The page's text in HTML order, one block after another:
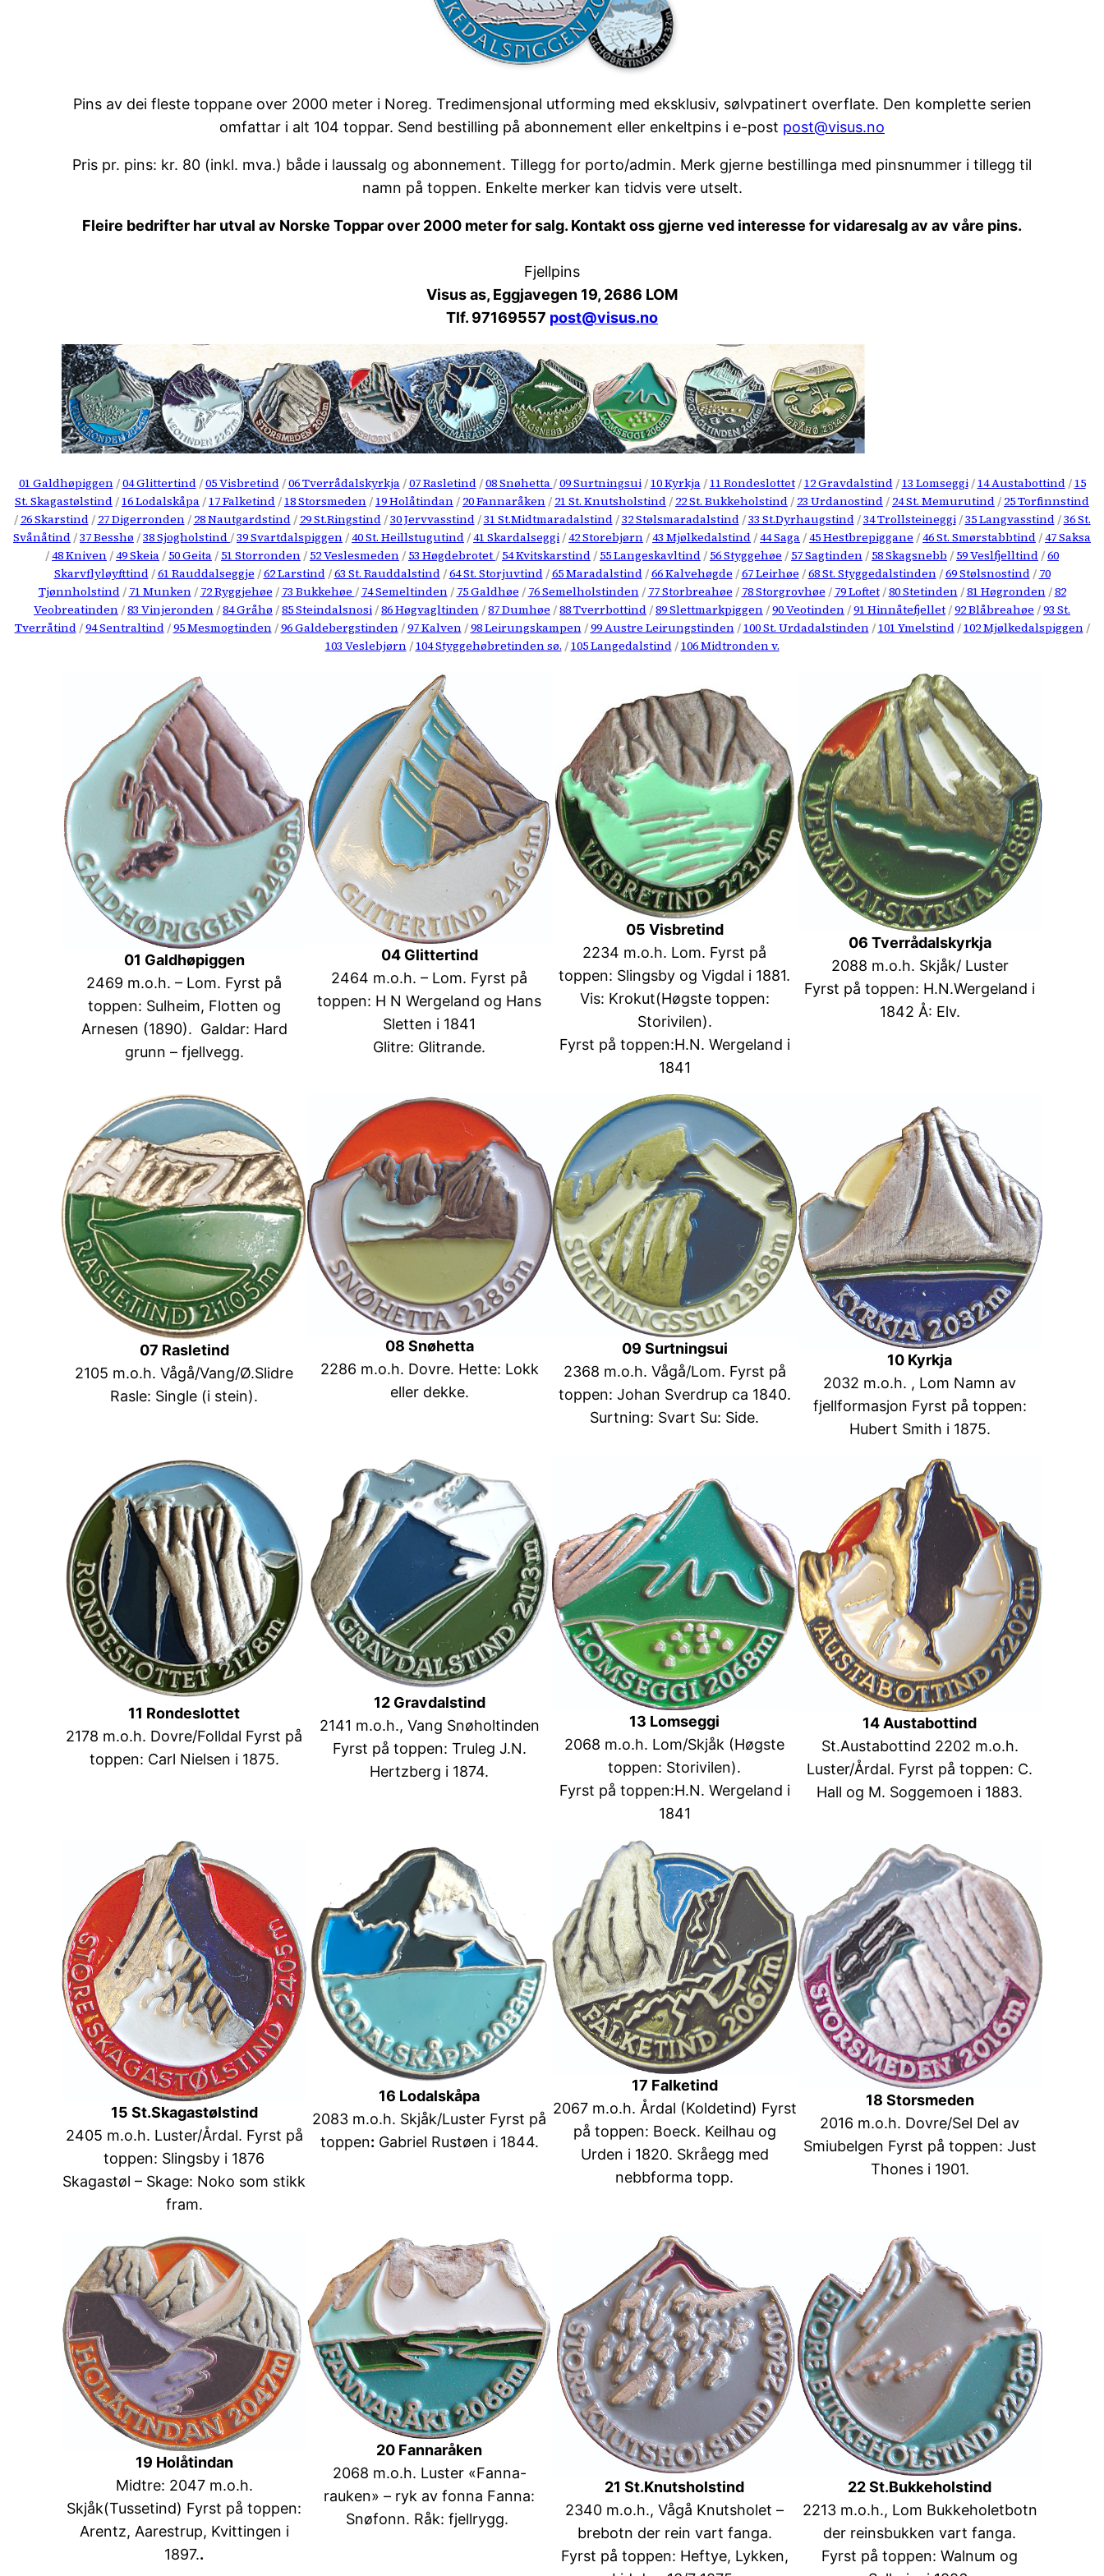
Pins av dei fleste toppane over 2000 meter i Noreg. Tredimensjonal utforming med eksklusiv, sølvpatinert overflate. Den komplette serien
omfattar i alt 104 toppar. Send bestilling på abonnement eller enkeltpins i e-post post@visus.no
Pris pr. pins: kr. 80 (inkl. mva.) både i laussalg og abonnement. Tillegg for porto/admin. Merk gjerne bestillinga med pinsnummer i tillegg til
namn på toppen. Enkelte merker kan tidvis vere utselt.
Fleire bedrifter har utval av Norske Toppar over 2000 meter for salg. Kontakt oss gjerne ved interesse for vidaresalg av av våre pins.
Fjellpins
Visus as, Eggjavegen 19, 2686 LOM
Tlf. 97169557 post@visus.no
01 Galdhøpiggen/04 Glittertind/05 Visbretind/06 Tverrådalskyrkja/07 Rasletind/08 Snøhetta/09 Surtningsui/10 Kyrkja/11 Rondeslottet/12 Gravdalstind/13 Lomseggi/14 Austabottind/15
St. Skagastølstind/16 Lodalskåpa/17 Falketind/18 Storsmeden/19 Holåtindan/ 20 Fannaråken/ 21 St. Knutsholstind/ 22 St. Bukkeholstind/ 23 Urdanostind/ 24 St. Memurutind/ 25 Torfinnstind
/ 26 Skarstind/ 27 Digerronden/ 28 Nautgardstind/ 29 St.Ringstind/30 Jervvasstind/31 St.Midtmaradalstind/32 Stølsmaradalstind/33 St.Dyrhaugstind/34 Trollsteineggi/35 Langvasstind/36 St.
Svånåtind/37 Besshø /38 Sjogholstind/39 Svartdalspiggen/40 St. Heillstugutind/41 Skardalseggi/42 Storebjørn/43 Mjølkedalstind/44 Saga/45 Hestbrepiggane /46 St. Smørstabbtind/47 Saksa
/48 Kniven/49 Skeia/ 50 Geita/ 51 Storronden/ 52 Veslesmeden/ 53 Høgdebrotet/ 54 Kvitskarstind/ 55 Langeskavltind/ 56 Styggehøe / 57 Sagtinden/ 58 Skagsnebb / 59 Veslfjelltind/60
Skarvflyløyfttind/61 Rauddalseggje /62 Larstind/63 St. Rauddalstind/64 St. Storjuvtind/65 Maradalstind/66 Kalvehøgde /67 Leirhøe /68 St. Styggedalstinden/69 Stølsnostind/ 70
Tjønnholstind/ 71 Munken/ 72 Ryggjehøe / 73 Bukkehøe / 74 Semeltinden/ 75 Galdhøe / 76 Semelholstinden/ 77 Storbreahøe / 78 Storgrovhøe / 79 Loftet/80 Stetinden/81 Høgronden/82
Veobreatinden/83 Vinjeronden/84 Gråhø /85 Steindalsnosi/86 Høgvagltinden/87 Dumhøe /88 Tverrbottind/89 Slettmarkpiggen/90 Veotinden/91 Hinnåtefjellet/92 Blåbreahøe /93 St.
Tverråtind/94 Sentraltind/95 Mesmogtinden/96 Galdebergstinden/97 Kalven/98 Leirungskampen/99 Austre Leirungstinden/100 St. Urdadalstinden/101 Ymelstind/102 Mjølkedalspiggen/
103 Veslebjørn/104 Styggehøbretinden sø. /105 Langedalstind/106 Midtronden v.
01 Galdhøpiggen
2469 m.o.h. – Lom. Fyrst på
toppen: Sulheim, Flotten og
Arnesen (1890). Galdar: Hard
grunn – fjellvegg.
04 Glittertind
2464 m.o.h. – Lom. Fyrst på
toppen: H N Wergeland og Hans
Sletten i 1841
Glitre: Glitrande.
05 Visbretind
2234 m.o.h. Lom. Fyrst på
toppen: Slingsby og Vigdal i 1881.
Vis: Krokut(Høgste toppen:
Storivilen).
Fyrst på toppen:H.N. Wergeland i
1841
06 Tverrådalskyrkja
2088 m.o.h. Skjåk/ Luster
Fyrst på toppen: H.N.Wergeland i
1842 Å: Elv.
07 Rasletind
2105 m.o.h. Vågå/Vang/Ø.Slidre
Rasle: Single (i stein).
08 Snøhetta
2286 m.o.h. Dovre. Hette: Lokk
eller dekke.
09 Surtningsui
2368 m.o.h. Vågå/Lom. Fyrst på
toppen: Johan Sverdrup ca 1840.
Surtning: Svart Su: Side.
10 Kyrkja
2032 m.o.h. , Lom Namn av
fjellformasjon Fyrst på toppen:
Hubert Smith i 1875.
11 Rondeslottet
2178 m.o.h. Dovre/Folldal Fyrst på
toppen: Carl Nielsen i 1875.
12 Gravdalstind
2141 m.o.h., Vang Snøholtinden
Fyrst på toppen: Truleg J.N.
Hertzberg i 1874.
13 Lomseggi
2068 m.o.h. Lom/Skjåk (Høgste
toppen: Storivilen).
Fyrst på toppen:H.N. Wergeland i
1841
14 Austabottind
St.Austabottind 2202 m.o.h.
Luster/Årdal. Fyrst på toppen: C.
Hall og M. Soggemoen i 1883.
15 St.Skagastølstind
2405 m.o.h. Luster/Årdal. Fyrst på
toppen: Slingsby i 1876
Skagastøl – Skage: Noko som stikk
fram.
16 Lodalskåpa
2083 m.o.h. Skjåk/Luster Fyrst på
toppen: Gabriel Rustøen i 1844.
17 Falketind
2067 m.o.h. Årdal (Koldetind) Fyrst
på toppen: Boeck. Keilhau og
Urden i 1820. Skråegg med
nebbforma topp.
18 Storsmeden
2016 m.o.h. Dovre/Sel Del av
Smiubelgen Fyrst på toppen: Just
Thones i 1901.
19 Holåtindan
Midtre: 2047 m.o.h.
Skjåk(Tussetind) Fyrst på toppen:
Arentz, Aarestrup, Kvittingen i
1897..
20 Fannaråken
2068 m.o.h. Luster «Fanna-
rauken» – ryk av fonna Fanna:
Snøfonn. Råk: fjellrygg.
21 St.Knutsholstind
2340 m.o.h., Vågå Knutsholet –
brebotn der rein vart fanga.
Fyrst på toppen: Heftye, Lykken,
22 St.Bukkeholstind
2213 m.o.h., Lom Bukkeholetbotn
der reinsbukken vart fanga.
Fyrst på toppen: Walnum og